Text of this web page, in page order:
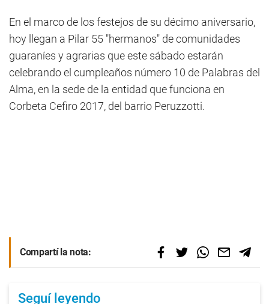
En el marco de los festejos de su décimo aniversario,
hoy llegan a Pilar 55 "hermanos" de comunidades
guaraníes y agrarias que este sábado estarán
celebrando el cumpleaños número 10 de Palabras del
Alma, en la sede de la entidad que funciona en
Corbeta Cefiro 2017, del barrio Peruzzotti.
Compartí la nota:
Seguí leyendo